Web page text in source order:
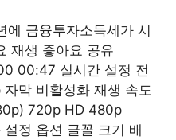
에 금융투자소득세가 시
재생 좋아요 공유
00:47 실시간 설정 전
막 비활성화 재생 속도
720p HD 480p
정 옵션 글꼴 크기 배